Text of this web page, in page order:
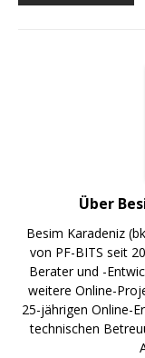
Über
Besim Karadeniz
von PF-BITS seit
Berater und -
weitere Online-
25-jährigen Online-
technischen